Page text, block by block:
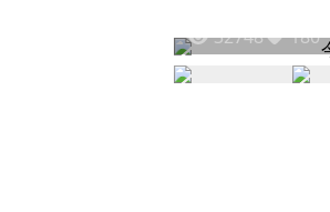
32748 180